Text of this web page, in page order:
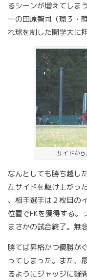
るシーンが増えてしま
ーの田原智司（環３・
れ球を制した関学大に
サイドか
なんとしても勝ち越し
左サイドを駆け上がっ
、相手選手は２枚目の
位置でFKを獲得する。
まさかの試合終了。無
勝てば昇格かつ優勝が
ってしまった。また、
るようにジャッジに疑